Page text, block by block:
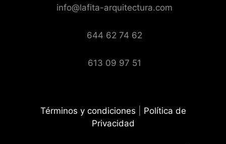
info@lafita-arquitectura.com
644 62 74 62
613 09 97 51
Términos y condiciones
Política de
Privacidad